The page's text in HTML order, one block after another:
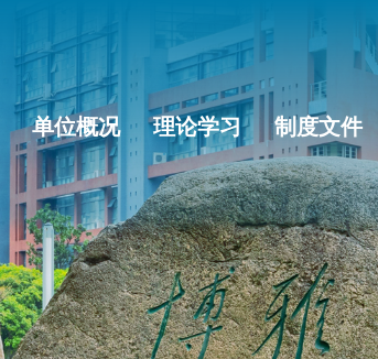
单位概况 理论学习 制度文件